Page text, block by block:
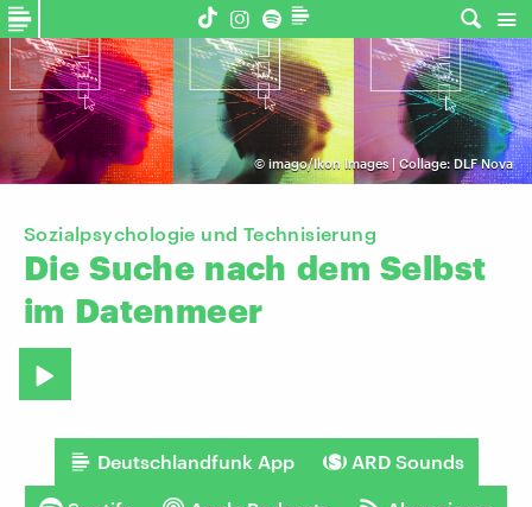
© imago/Ikon Images | Collage: DLF Nova
Sozialpsychologie und Technisierung
Die Suche nach dem Selbst
im Datenmeer
Deutschlandfunk App ARD Sounds